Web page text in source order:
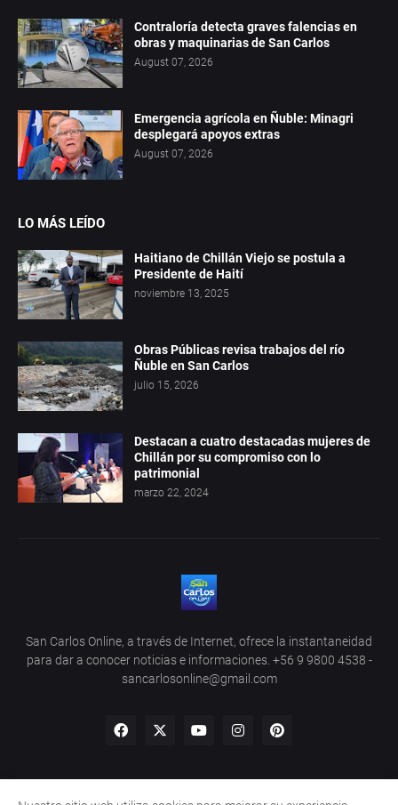
Contraloría detecta graves falencias en
obras y maquinarias de San Carlos
August 07, 2026
Emergencia agrícola en Ñuble: Minagri
desplegará apoyos extras
August 07, 2026
LO MÁS LEÍDO
Haitiano de Chillán Viejo se postula a
Presidente de Haití
noviembre 13, 2025
Obras Públicas revisa trabajos del río
Ñuble en San Carlos
julio 15, 2026
Destacan a cuatro destacadas mujeres de
Chillán por su compromiso con lo
patrimonial
marzo 22, 2024
San Carlos Online, a través de Internet, ofrece la instantaneidad
para dar a conocer noticias e informaciones. +56 9 9800 4538 -
sancarlosonline@gmail.com